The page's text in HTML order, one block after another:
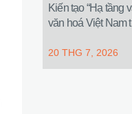
Kiến tạo “Hạ tầng
văn hoá Việt Nam
20 THG 7, 2026